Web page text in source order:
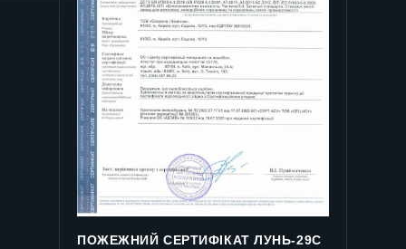
ПОЖЕЖНИЙ СЕРТИФІКАТ ЛУНЬ-29С